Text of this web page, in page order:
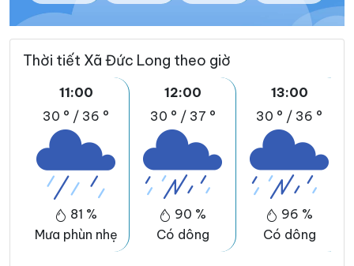
Thời tiết Xã Đức Long theo giờ
11:00
30 ° / 36 °
81 %
Mưa phùn nhẹ
12:00
30 ° / 37 °
90 %
Có dông
13:00
30 ° / 36 °
96 %
Có dông